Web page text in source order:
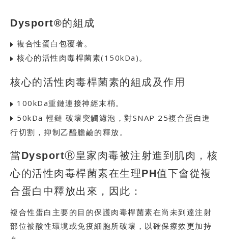
Dysport®的組成
複合性蛋白包覆著。
核心的活性肉毒桿菌素(150kDa)。
核心的活性肉毒桿菌素的組成及作用
100kDa重鏈連接神經末梢。
50kDa 輕鏈 破壞突觸濾泡，對SNAP 25複合蛋白進
行切割，抑制乙醯膽鹼的釋放。
當DysportⓇ皇家肉毒被注射進到肌肉，核
心的活性肉毒桿菌素在生理PH值下會從複
合蛋白中釋放出來，因此：
複合性蛋白主要的目的保護肉毒桿菌素在尚未到達注射
部位被酸性環境或免疫細胞所破壞，以確保療效更加持